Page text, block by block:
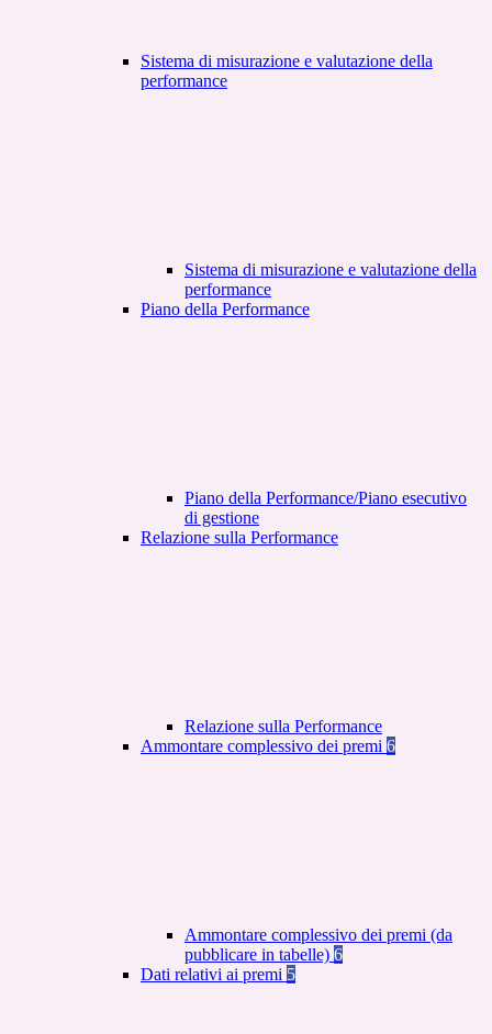
Sistema di misurazione e valutazione della
performance
Sistema di misurazione e valutazione della
performance
Piano della Performance
Piano della Performance/Piano esecutivo
di gestione
Relazione sulla Performance
Relazione sulla Performance
Ammontare complessivo dei premi 6
Ammontare complessivo dei premi (da
pubblicare in tabelle) 6
Dati relativi ai premi 5